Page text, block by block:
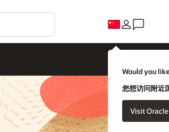
Would you
您想访问附近
Visit